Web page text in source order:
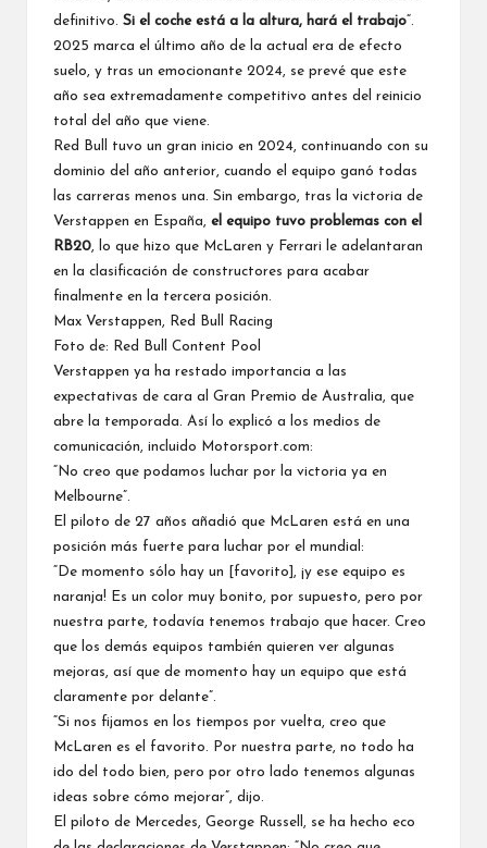
definitivo. Si el coche está a la altura, hará el trabajo “.
2025 marca el último año de la actual era de efecto
suelo, y tras un emocionante 2024, se prevé que este
año sea extremadamente competitivo antes del reinicio
total del año que viene.
Red Bull
tuvo un gran inicio en 2024, continuando con su
dominio del año anterior, cuando el equipo ganó todas
las carreras menos una. Sin embargo, tras la victoria de
Verstappen en España, el equipo tuvo problemas con el
RB20, lo que hizo que McLaren y Ferrari le adelantaran
en la clasificación de constructores para acabar
finalmente en la tercera posición.
Max Verstappen, Red Bull Racing
Foto de: Red Bull Content Pool
Verstappen ya ha restado importancia a las
expectativas de cara al Gran Premio de Australia, que
abre la temporada. Así lo explicó a los medios de
comunicación, incluido
Motorsport.com:
“No creo que podamos luchar por la victoria ya en
Melbourne”.
El piloto de 27 años añadió que McLaren está en una
posición más fuerte para luchar por el mundial:
“De momento sólo hay un [favorito], ¡y ese equipo es
naranja! Es un color muy bonito, por supuesto, pero por
nuestra parte, todavía tenemos trabajo que hacer. Creo
que los demás equipos también quieren ver algunas
mejoras, así que de momento hay un equipo que está
claramente por delante”.
“Si nos fijamos en los tiempos por vuelta, creo que
McLaren es el favorito. Por nuestra parte, no todo ha
ido del todo bien, pero por otro lado tenemos algunas
ideas sobre cómo mejorar”, dijo.
El piloto de Mercedes, George Russell , se ha hecho eco